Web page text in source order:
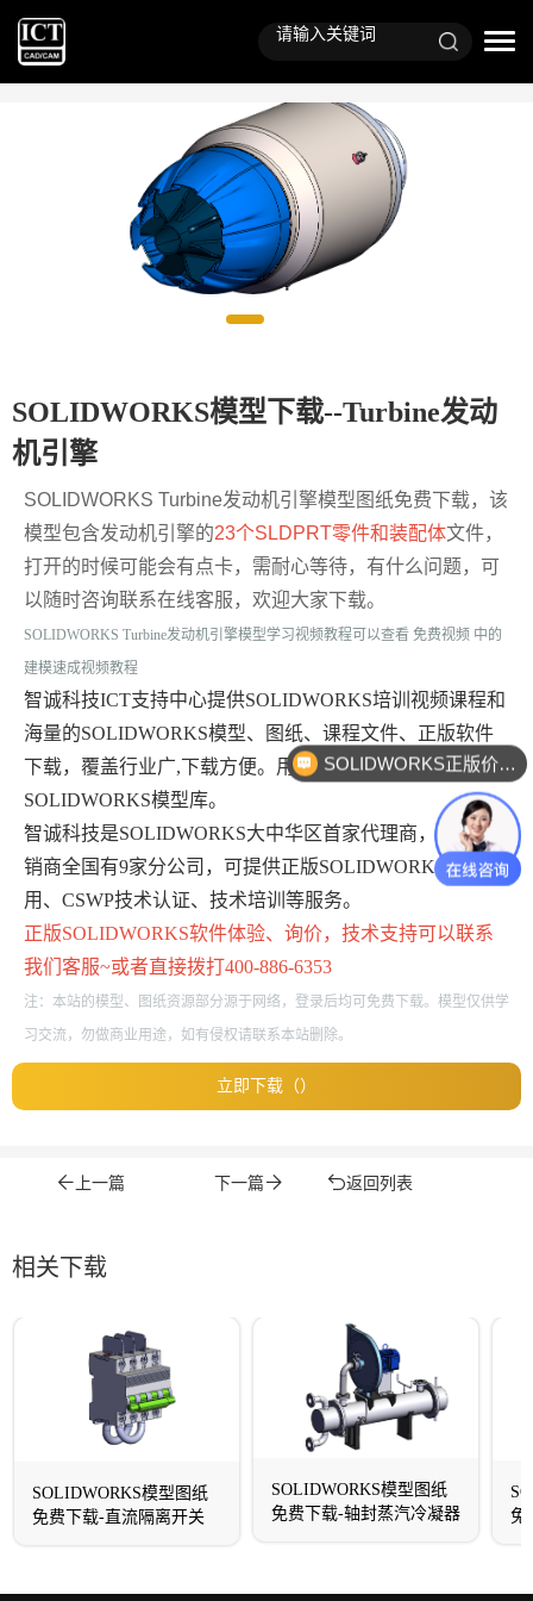
SOLIDWORKS模型下载--Turbine发动
机引擎
SOLIDWORKS Turbine发动机引擎模型图纸免费下载，该
模型包含发动机引擎的23个SLDPRT零件和装配体文件，
打开的时候可能会有点卡，需耐心等待，有什么问题，可
以随时咨询联系在线客服，欢迎大家下载。
SOLIDWORKS Turbine发动机引擎模型学习视频教程可以查看 免费视频 中的
建模速成视频教程
智诚科技ICT支持中心提供SOLIDWORKS培训视频课程和
海量的SOLIDWORKS模型、图纸、课程文件、正版软件
下载，覆盖行业广,下载方便。用户可以在线免费注册下载
SOLIDWORKS模型库。
智诚科技是SOLIDWORKS大中华区首家代理商，最大经
销商全国有9家分公司，可提供正版SOLIDWORKS免费试
用、CSWP技术认证、技术培训等服务。
正版SOLIDWORKS软件体验、询价，技术支持可以联系
我们客服~或者直接拨打400-886-6353
注：本站的模型、图纸资源部分源于网络，登录后均可免费下载。模型仅供学
习交流，勿做商业用途，如有侵权请联系本站删除。
立即下载（）
上一篇 下一篇 返回列表
相关下载
SOLIDWORKS模型图纸
免费下载-直流隔离开关
SOLIDWORKS模型图纸
免费下载-轴封蒸汽冷凝器
免
SOLIDWORKS正版价格？